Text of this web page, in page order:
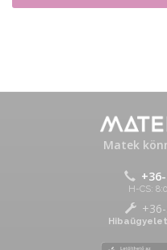
Matek
H-CS:
Hibaügyelet